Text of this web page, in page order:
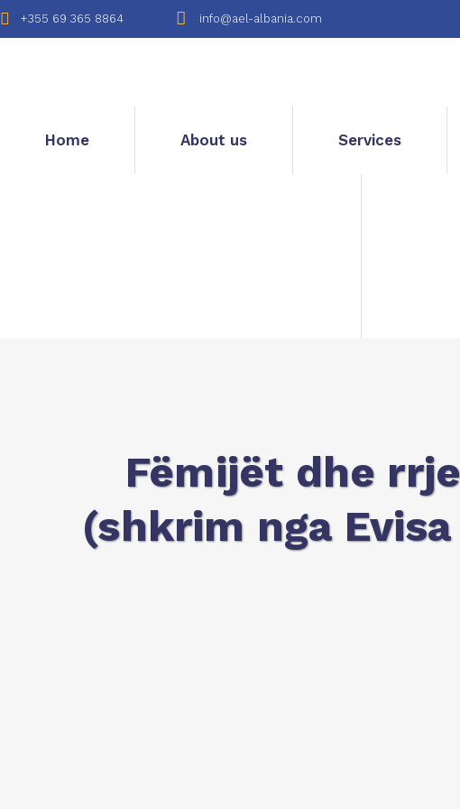
+355 69 365 8864 info@ael-albania.com
Home About us Services
Fëmijët dhe
(shkrim nga